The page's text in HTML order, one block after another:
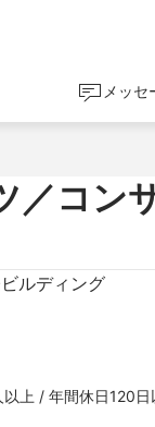
メッセ
／コン
ルディング
上 / 年間休日120